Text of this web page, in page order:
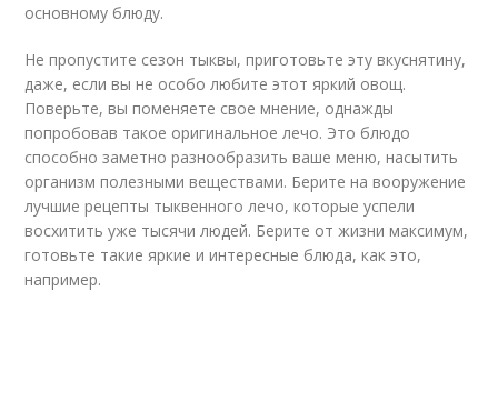
основному блюду.
Не пропустите сезон тыквы, приготовьте эту вкуснятину,
даже, если вы не особо любите этот яркий овощ.
Поверьте, вы поменяете свое мнение, однажды
попробовав такое оригинальное лечо. Это блюдо
способно заметно разнообразить ваше меню, насытить
организм полезными веществами. Берите на вооружение
лучшие рецепты тыквенного лечо, которые успели
восхитить уже тысячи людей. Берите от жизни максимум,
готовьте такие яркие и интересные блюда, как это,
например.